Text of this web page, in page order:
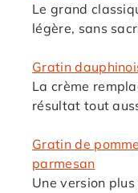
Le grand
légère, sans
Gratin
La crème
résultat tout
Gratin de
parmesan
Une version